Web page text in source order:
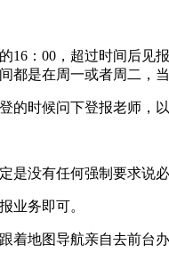
：00，超过时间后见
都是在周一或者周二，
时候问下登报老师，
是没有任何强制要求说必
业务即可。
着地图导航亲自去前台办